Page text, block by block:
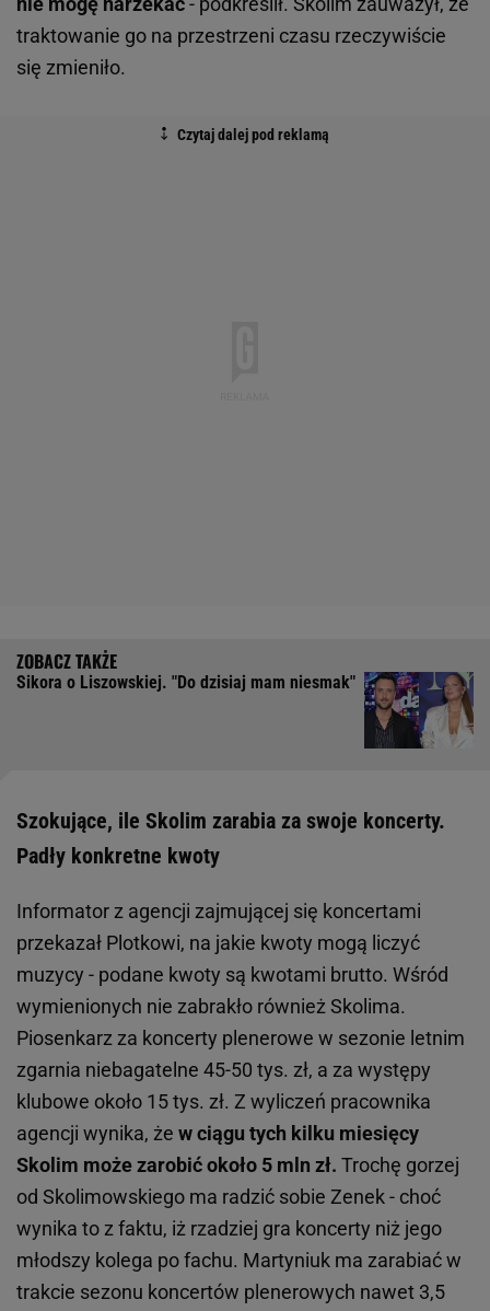
traktowanie go na przestrzeni czasu rzeczywiście
się zmieniło.
Sikora o Liszowskiej. "Do dzisiaj mam niesmak"
Szokujące, ile Skolim zarabia za swoje koncerty.
Padły konkretne kwoty
Informator z agencji zajmującej się koncertami
przekazał Plotkowi, na jakie kwoty mogą liczyć
muzycy - podane kwoty są kwotami brutto. Wśród
wymienionych nie zabrakło również Skolima.
Piosenkarz za koncerty plenerowe w sezonie letnim
zgarnia niebagatelne 45-50 tys. zł, a za występy
klubowe około 15 tys. zł. Z wyliczeń pracownika
agencji wynika, że w ciągu tych kilku miesięcy
Skolim może zarobić około 5 mln zł. Trochę gorzej
od Skolimowskiego ma radzić sobie Zenek - choć
wynika to z faktu, iż rzadziej gra koncerty niż jego
młodszy kolega po fachu. Martyniuk ma zarabiać w
trakcie sezonu koncertów plenerowych nawet 3,5